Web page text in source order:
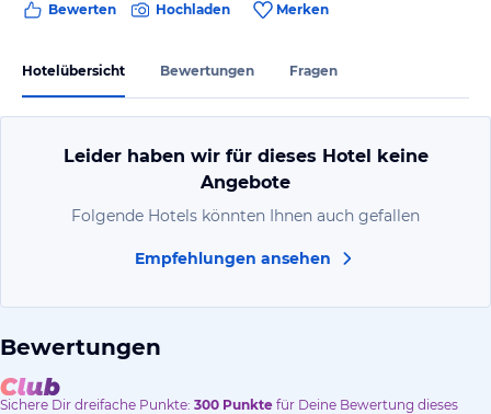
Bewerten Hochladen Merken
Hotelübersicht Bewertungen Fragen
Leider haben wir für dieses Hotel keine
Angebote
Folgende Hotels könnten Ihnen auch gefallen
Empfehlungen ansehen
Bewertungen
Sichere Dir dreifache Punkte: 300 Punkte für Deine Bewertung dieses